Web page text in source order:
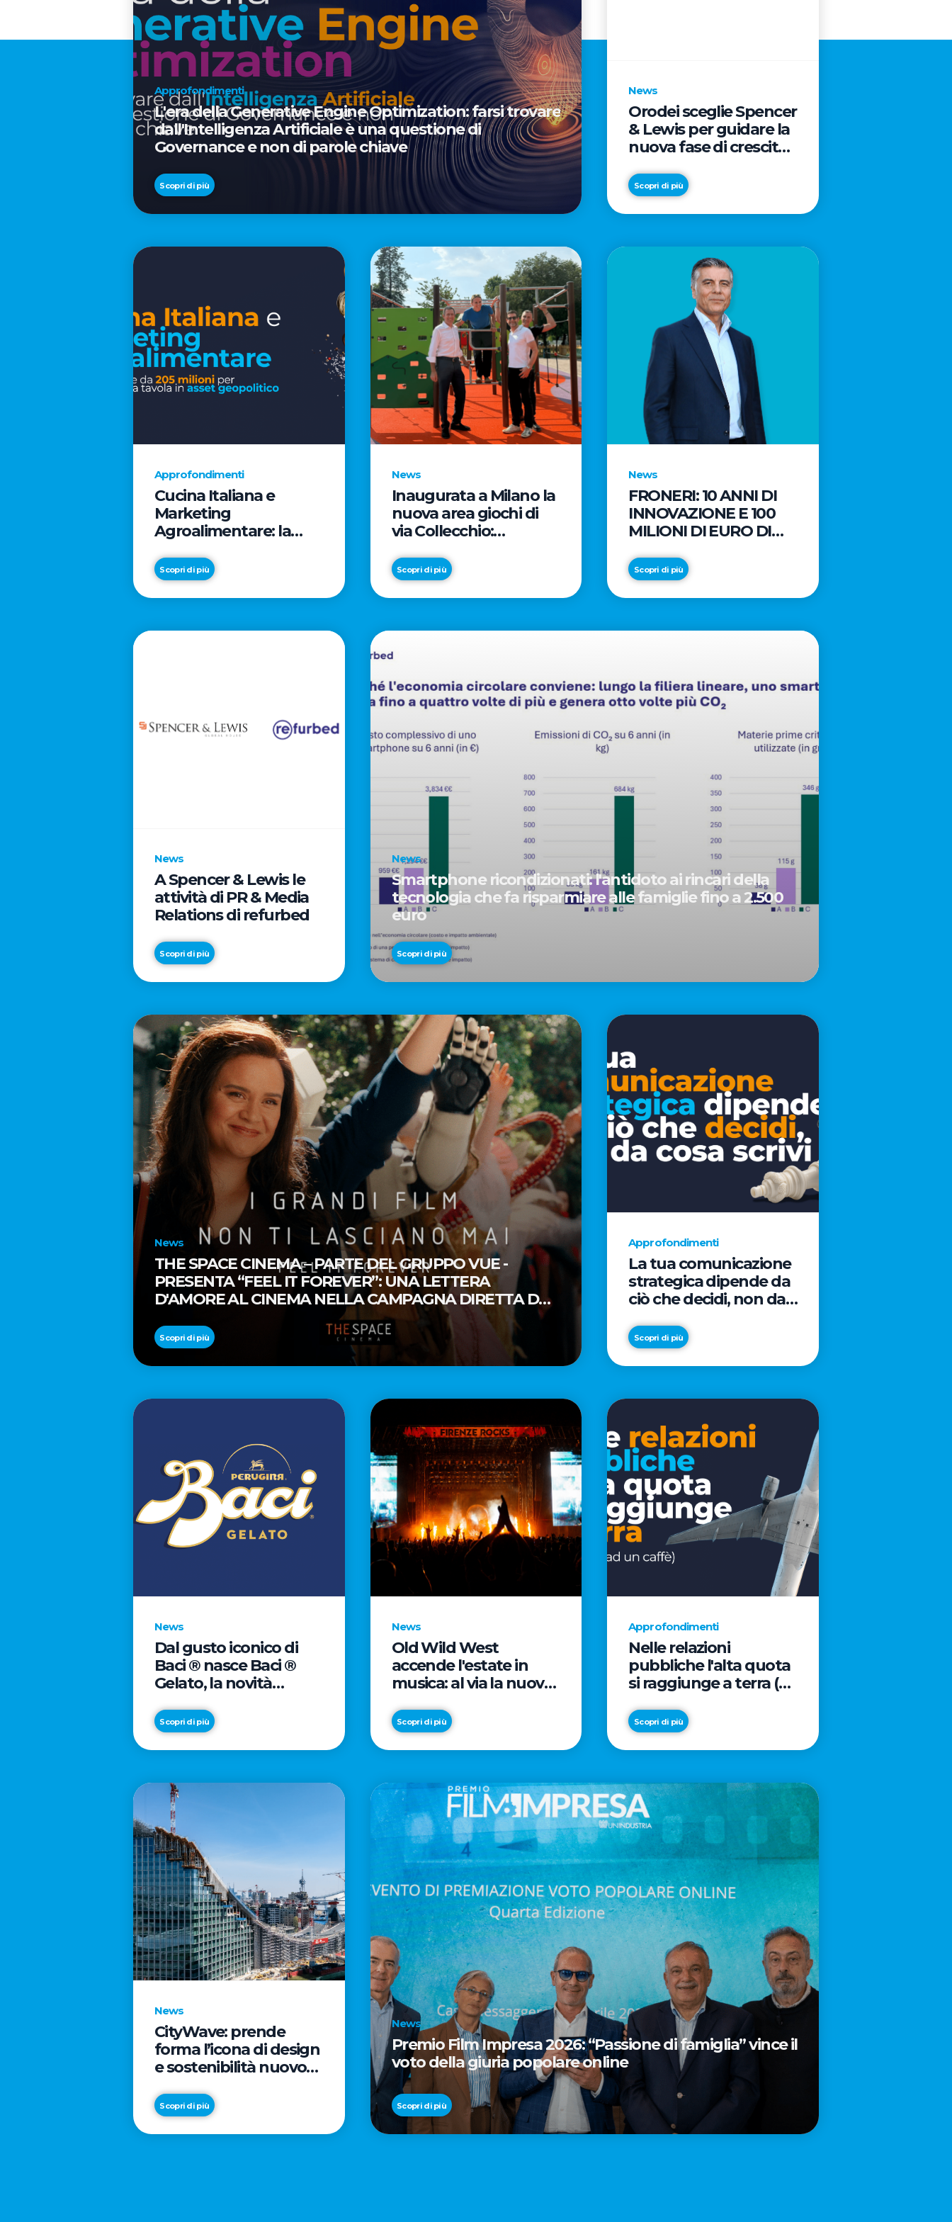
Approfondimenti
L'era della Generative Engine Optimization: farsi trovare
dall'Intelligenza Artificiale è una questione di
Governance e non di parole chiave
Scopri di più
News
Orodei sceglie Spencer
& Lewis per guidare la
nuova fase di crescita
del brand
Scopri di più
Approfondimenti
Cucina Italiana e
Marketing
Agroalimentare: la
milioni per trasformare
la tavola in asset
geopolitico
Scopri di più
News
Inaugurata a Milano la
nuova area giochi di
via Collecchio:
CityLife e
SmartCityLife per gli
spazi pubblici del
Scopri di più
News
FRONERI: 10 ANNI DI
INNOVAZIONE E 100
MILIONI DI EURO DI
PER LO SVILUPPO DEL
MERCATO ITALIANO
DEL GELATO
Scopri di più
News
A Spencer & Lewis le
attività di PR & Media
Relations di refurbed
Scopri di più
News
Smartphone ricondizionati: l'antidoto ai rincari della
tecnologia che fa risparmiare alle famiglie fino a 2.500
euro
Scopri di più
News
THE SPACE CINEMA – PARTE DEL GRUPPO VUE -
PRESENTA “FEEL IT FOREVER”: UNA LETTERA
D'AMORE AL CINEMA NELLA CAMPAGNA DIRETTA DAL
REGISTA PREMIO OSCAR® TAIKA WAITITI
Scopri di più
Approfondimenti
La tua comunicazione
strategica dipende da
ciò che decidi, non da
Scopri di più
News
Dal gusto iconico di
Baci ® nasce Baci ®
Gelato, la novità
Scopri di più
News
Old Wild West
accende l'estate in
musica: al via la nuova
e le prestigiose
partnership con Radio
Italia e Live Nation
Scopri di più
Approfondimenti
Nelle relazioni
pubbliche l'alta quota
si raggiunge a terra (e
Scopri di più
News
CityWave: prende
forma l’icona di design
e sostenibilità nuovo
Scopri di più
News
Premio Film Impresa 2026: “Passione di famiglia” vince il
voto della giuria popolare online
Scopri di più